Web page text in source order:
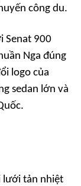
công du.
Senat 900
Nga đúng
logo của
sedan lớn và
lưới tản nhiệt